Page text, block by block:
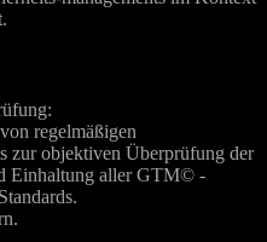
regelmäßigen
zur objektiven Überprüfung der
Einhaltung aller GTM© -